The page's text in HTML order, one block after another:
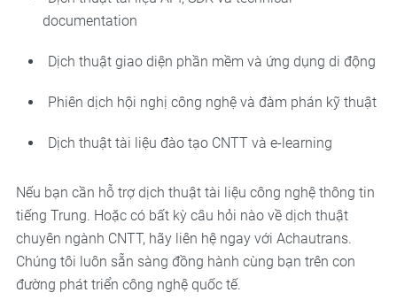
documentation
Dịch thuật giao diện phần mềm và ứng dụng di động
Phiên dịch hội nghị công nghệ và đàm phán kỹ thuật
Dịch thuật tài liệu đào tạo CNTT và e-learning
Nếu bạn cần hỗ trợ dịch thuật tài liệu công nghệ thông tin
tiếng Trung. Hoặc có bất kỳ câu hỏi nào về dịch thuật
chuyên ngành CNTT, hãy liên hệ ngay với Achautrans.
Chúng tôi luôn sẵn sàng đồng hành cùng bạn trên con
đường phát triển công nghệ quốc tế.